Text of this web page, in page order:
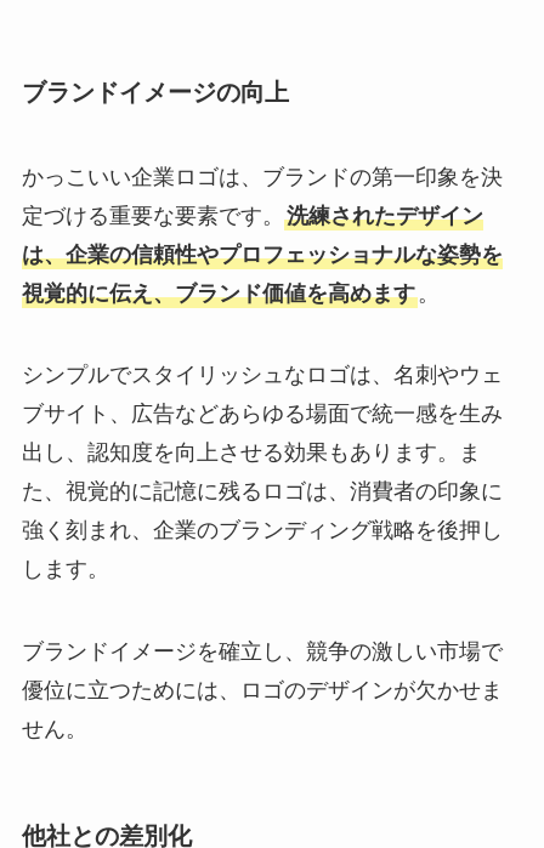
ブランドイメージの向上
かっこいい企業ロゴは、ブランドの第一印象を決
定づける重要な要素です。 洗練されたデザイン
は、企業の信頼性やプロフェッショナルな姿勢を
視覚的に伝え、ブランド価値を高めます。
シンプルでスタイリッシュなロゴは、名刺やウェ
ブサイト、広告などあらゆる場面で統一感を生み
出し、認知度を向上させる効果もあります。ま
た、視覚的に記憶に残るロゴは、消費者の印象に
強く刻まれ、企業のブランディング戦略を後押し
します。
ブランドイメージを確立し、競争の激しい市場で
優位に立つためには、ロゴのデザインが欠かせま
せん。
他社との差別化